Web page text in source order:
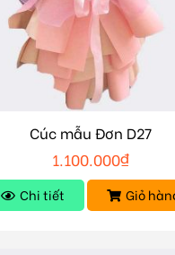
Cúc mẫu Đơn D27
1.100.000₫
Chi tiết Giỏ